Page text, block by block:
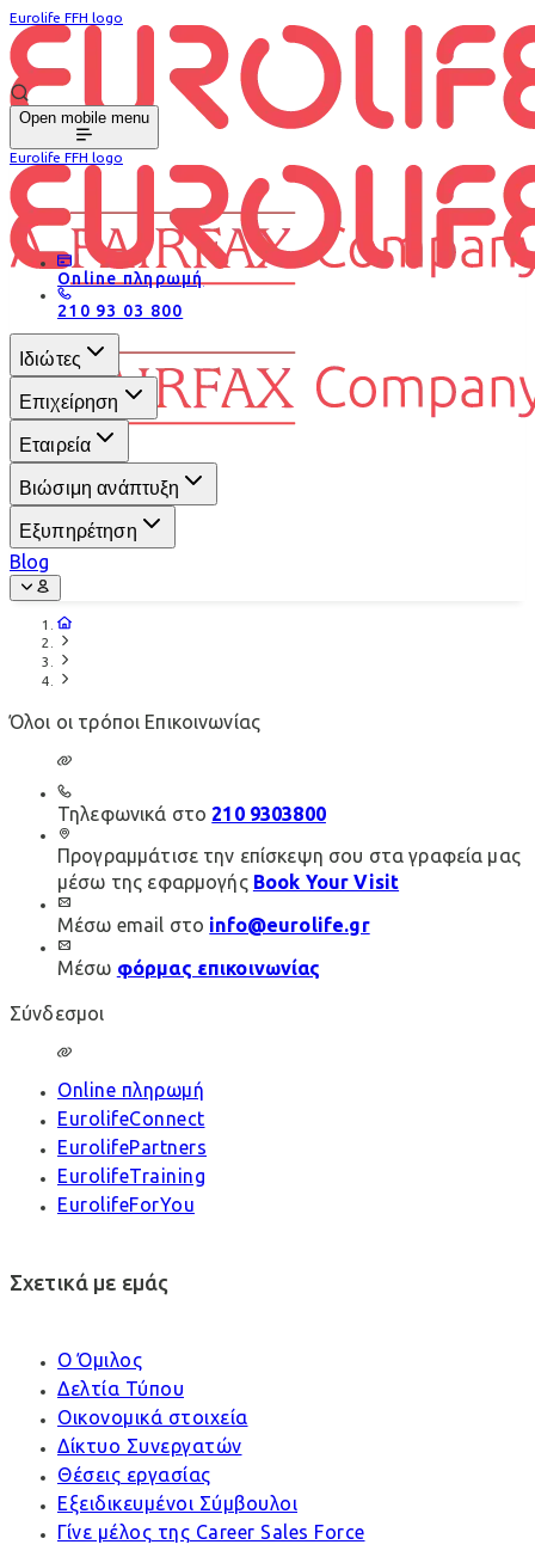
Eurolife FFH logo
Open mobile menu
Eurolife FFH logo
Online πληρωμή
210 93 03 800
Ιδιώτες
Επιχείρηση
Εταιρεία
Βιώσιμη ανάπτυξη
Εξυπηρέτηση
Blog
Όλοι οι τρόποι Επικοινωνίας
Τηλεφωνικά στο 210 9303800
Προγραμμάτισε την επίσκεψη σου στα γραφεία μας
μέσω της εφαρμογής Book Your Visit
Μέσω email στο info@eurolife.gr
Μέσω φόρμας επικοινωνίας
Σύνδεσμοι
Online πληρωμή
EurolifeConnect
EurolifePartners
EurolifeTraining
EurolifeForYou
Σχετικά με εμάς
Ο Όμιλος
Δελτία Τύπου
Οικονομικά στοιχεία
Δίκτυο Συνεργατών
Θέσεις εργασίας
Εξειδικευμένοι Σύμβουλοι
Γίνε μέλος της Career Sales Force